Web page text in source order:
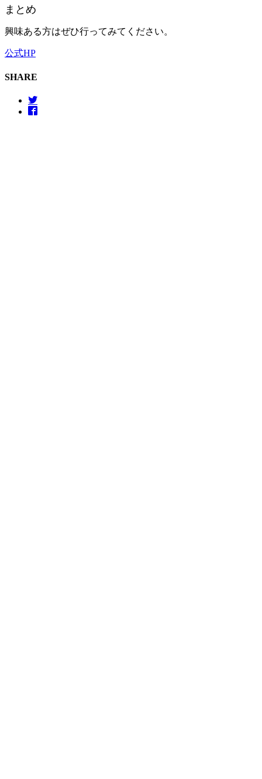
まとめ
興味ある方はぜひ行ってみてください。
公式HP
SHARE